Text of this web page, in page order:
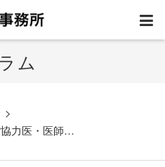
ム
力医・医師…
HOME